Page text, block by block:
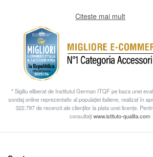
Citeste mai mult
* Sigiliu eliberat de Institutul German ITQF pe baza unei
sondaj online reprezentativ al populației italiene, realizat în
322.797 de recenzii ale clienților la plata unei licențe.
consultațiwww.istituto-qualita.com